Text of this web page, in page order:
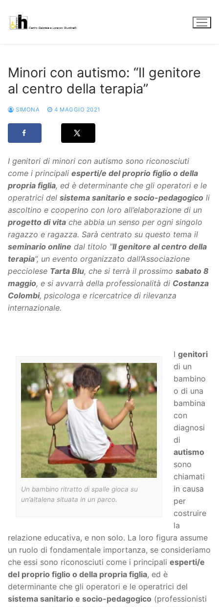
contenuto
Minori con autismo: “Il genitore
al centro della terapia”
SIMONA 4 MAGGIO 2021
I genitori di minori con autismo sono riconosciuti
come i principali esperti/e del proprio figlio o della
propria figlia, ed è determinante che gli operatori e le
operatrici del sistema sanitario e socio-pedagogico li
ascoltino e cooperino con loro all’elaborazione di un
progetto di vita che abbia un senso per ogni singolo
ragazzo e ragazza. Sarà centrato su questo tema il
seminario online dal titolo “Il genitore al centro della
terapia”, un evento organizzato dall’Associazione
pecciolese Tarta Blu, che si terrà il prossimo sabato 8
maggio, e si avvarrà della professionalità di Costanza
Colombi, psicologa e ricercatrice di rilevanza
internazionale.
Un bambino ritratto di spalle gioca su
un’altalena situata in un parco.
I genitori
di un
bambino
o di una
bambina
con
diagnosi
di
autismo
sono
chiamati
in causa
per
costruire
la
relazione educativa, e non solo. La loro figura assume
un ruolo di fondamentale importanza, se consideriamo
che essi sono riconosciuti come i principali esperti/e
del proprio figlio o della propria figlia, ed è
determinante che gli operatori e le operatrici del
sistema sanitario e socio-pedagogico (professionisti